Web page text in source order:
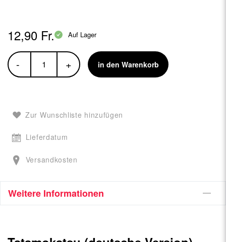
12,90 Fr. Auf Lager
- + in den Warenkorb
Zur Wunschliste hinzufügen
Lieferdatum
Versandkosten
Weitere Informationen